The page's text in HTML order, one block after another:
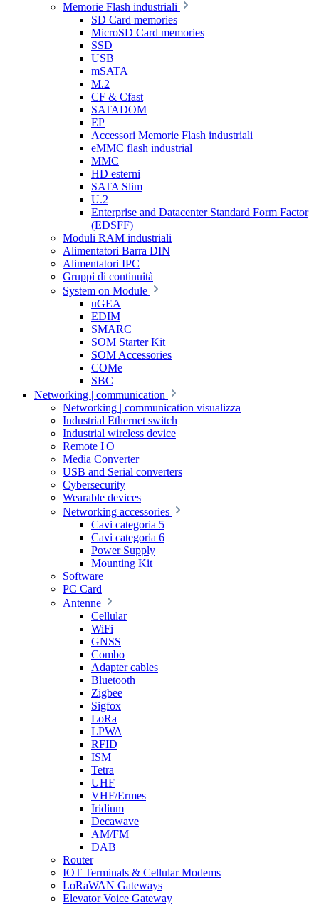
Memorie Flash industriali
SD Card memories
MicroSD Card memories
SSD
USB
mSATA
M.2
CF & Cfast
SATADOM
EP
Accessori Memorie Flash industriali
eMMC flash industrial
MMC
HD esterni
SATA Slim
U.2
Enterprise and Datacenter Standard Form Factor
(EDSFF)
Moduli RAM industriali
Alimentatori Barra DIN
Alimentatori IPC
Gruppi di continuità
System on Module
uGEA
EDIM
SMARC
SOM Starter Kit
SOM Accessories
COMe
SBC
Networking | communication
Networking | communication visualizza
Industrial Ethernet switch
Industrial wireless device
Remote I|O
Media Converter
USB and Serial converters
Cybersecurity
Wearable devices
Networking accessories
Cavi categoria 5
Cavi categoria 6
Power Supply
Mounting Kit
Software
PC Card
Antenne
Cellular
WiFi
GNSS
Combo
Adapter cables
Bluetooth
Zigbee
Sigfox
LoRa
LPWA
RFID
ISM
Tetra
UHF
VHF/Ermes
Iridium
Decawave
AM/FM
DAB
Router
IOT Terminals & Cellular Modems
LoRaWAN Gateways
Elevator Voice Gateway